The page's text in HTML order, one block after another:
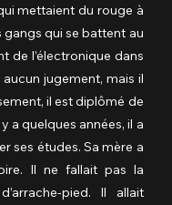
mettaient du rouge à
gangs qui se battent au
de l’électronique dans
jugement, mais il
il est diplômé de
a quelques années, il a
ses études. Sa mère a
Il ne fallait pas la
pied. Il allait